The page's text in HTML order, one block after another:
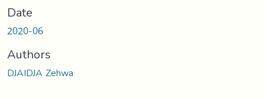
Date
2020-06
Authors
DJAIDJA Zehwa